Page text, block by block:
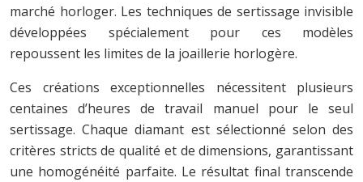
marché horloger. Les techniques de sertissage invisible
développées spécialement pour ces modèles
repoussent les limites de la joaillerie horlogère.
Ces créations exceptionnelles nécessitent plusieurs
centaines d’heures de travail manuel pour le seul
sertissage. Chaque diamant est sélectionné selon des
critères stricts de qualité et de dimensions, garantissant
une homogénéité parfaite. Le résultat final transcende